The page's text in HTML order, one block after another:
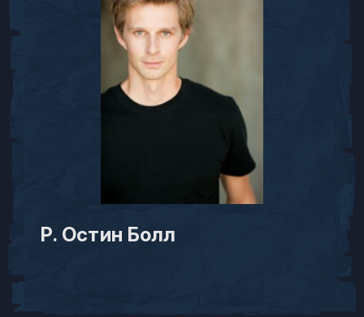
Р. Остин Болл